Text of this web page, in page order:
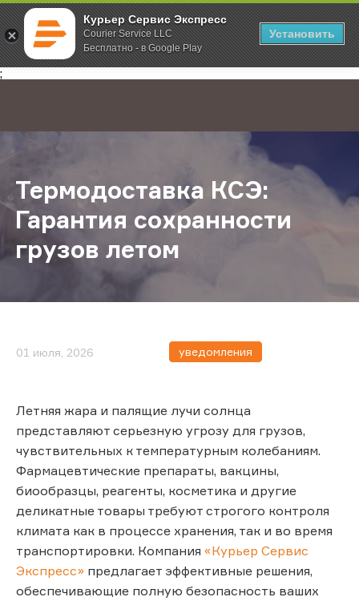
Курьер Сервис Экспресс
Courier Service LLC
Бесплатно - в Google Play
Установить
;
Главная О компании Новости Термодоставка КСЭ: Гарантия
Термодоставка КСЭ:
Гарантия сохранности
грузов летом
01 июля, 2026 уведомления
Летняя жара и палящие лучи солнца
представляют серьезную угрозу для грузов,
чувствительных к температурным колебаниям.
Фармацевтические препараты, вакцины,
биообразцы, реагенты, косметика и другие
деликатные товары требуют строгого контроля
климата как в процессе хранения, так и во время
транспортировки. Компания «Курьер Сервис
Экспресс» предлагает эффективные решения,
обеспечивающие полную безопасность ваших